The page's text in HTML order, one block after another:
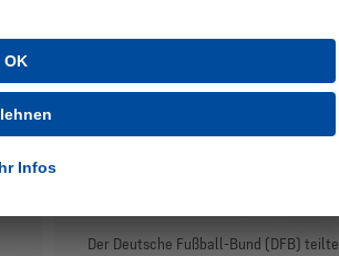
DFB-Nachwuchsliga:
Der Deutsche Fußball-Bund (DFB) teilte